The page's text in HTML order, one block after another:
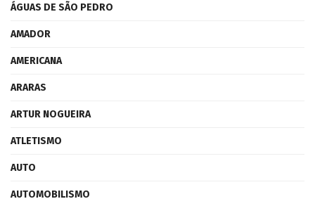
ÁGUAS DE SÃO PEDRO
AMADOR
AMERICANA
ARARAS
ARTUR NOGUEIRA
ATLETISMO
AUTO
AUTOMOBILISMO